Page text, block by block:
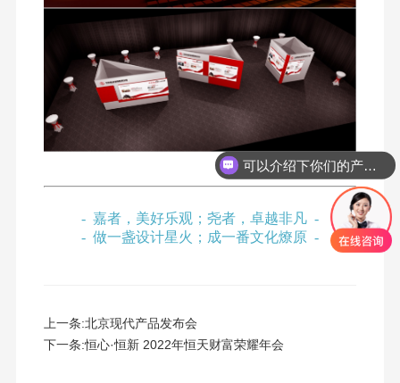
- 嘉者，美好乐观；尧者，卓越非凡 -
- 做一盏设计星火；成一番文化燎原 -
上一条:北京现代产品发布会
下一条:恒心·恒新 2022年恒天财富荣耀年会
可以介绍下你们的产品么